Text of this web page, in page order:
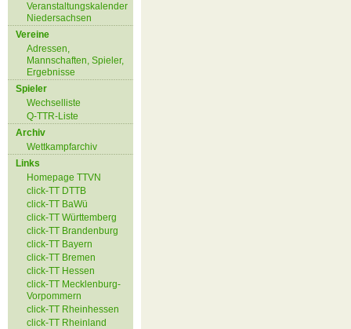
Veranstaltungskalender
Niedersachsen
Vereine
Adressen,
Mannschaften, Spieler,
Ergebnisse
Spieler
Wechselliste
Q-TTR-Liste
Archiv
Wettkampfarchiv
Links
Homepage TTVN
click-TT DTTB
click-TT BaWü
click-TT Württemberg
click-TT Brandenburg
click-TT Bayern
click-TT Bremen
click-TT Hessen
click-TT Mecklenburg-
Vorpommern
click-TT Rheinhessen
click-TT Rheinland